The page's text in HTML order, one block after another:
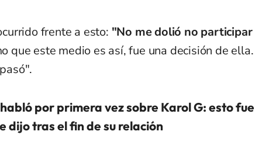
frente a esto: "No me dolió no participar
que este medio es así, fue una decisión de ella.
por primera vez sobre Karol G: esto fue
dijo tras el fin de su relación